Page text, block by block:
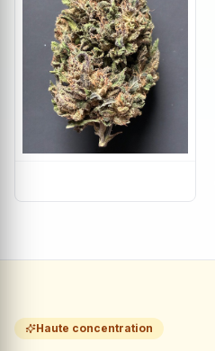
Haute concentration